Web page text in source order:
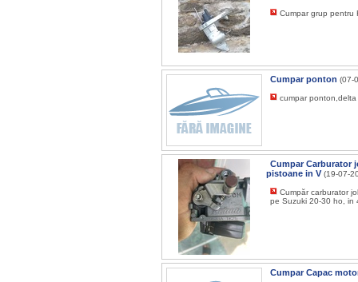
Cumpar grup pentru
Cumpar ponton (07-
cumpar
Cumpar Carburator
pistoane in V (19-07-
Cumpăr carburator
pe Suzuki 20-30 ho, in
Cumpar Capac